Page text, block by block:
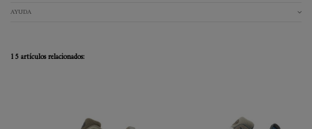
AYUDA
15 artículos relacionados: